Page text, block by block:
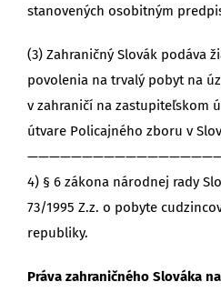
stanovených osobitným
(3) Zahraničný Slovák podáva
povolenia na trvalý pobyt na
v zahraničí na zastupiteľskom
útvare Policajného zboru v
4) § 6 zákona národnej rady
73/1995 Z.z. o pobyte
republiky.
Práva zahraničného Slováka